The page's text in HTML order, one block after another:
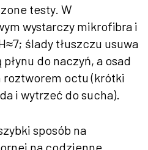
testy. W
wystarczy mikrofibra i
ślady tłuszczu usuwa
do naczyń, a osad
roztworem octu (krótki
i wytrzeć do sucha).
sposób na
na codzienne